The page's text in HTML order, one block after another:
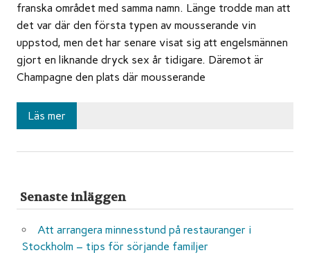
franska området med samma namn. Länge trodde man att
det var där den första typen av mousserande vin
uppstod, men det har senare visat sig att engelsmännen
gjort en liknande dryck sex år tidigare. Däremot är
Champagne den plats där mousserande
Läs mer
Senaste inläggen
Att arrangera minnesstund på restauranger i
Stockholm – tips för sörjande familjer